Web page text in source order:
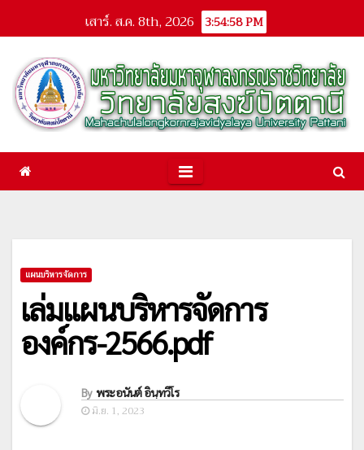
เสาร์. ส.ค. 8th, 2026 3:54:59 PM
แผนบริหารจัดการ
เล่มแผนบริหารจัดการ
องค์กร-2566.pdf
By พระอนันต์ อินฺทวีโร
มิ.ย. 1, 2023